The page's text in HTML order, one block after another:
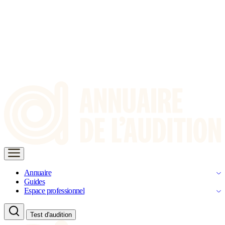
Annuaire
Guides
Espace professionnel
Test d'audition